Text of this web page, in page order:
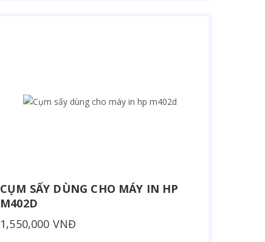
CỤM SẤY DÙNG CHO MÁY IN HP
M402D
1,550,000 VNĐ